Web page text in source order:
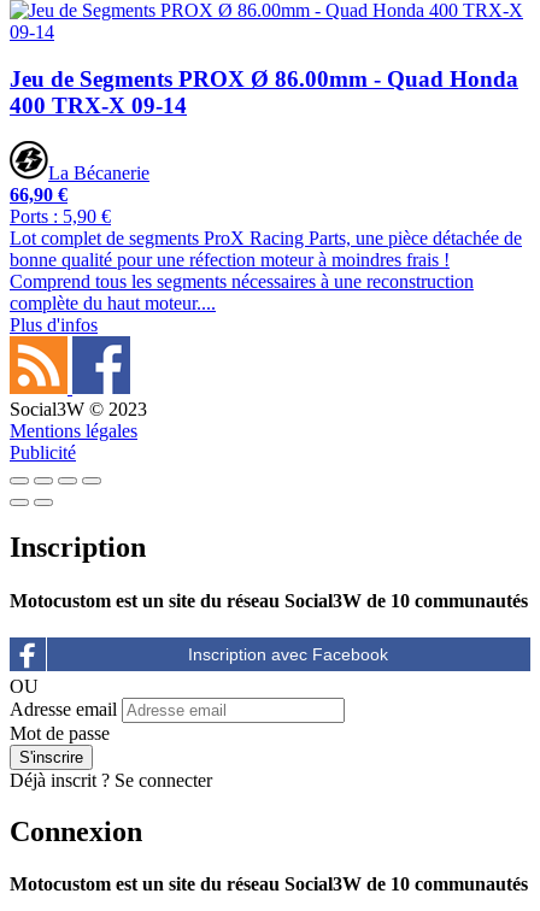
Jeu de Segments PROX Ø 86.00mm - Quad Honda
400 TRX-X 09-14
La Bécanerie
66,90 €
Ports : 5,90 €
Lot complet de segments ProX Racing Parts, une pièce détachée de
bonne qualité pour une réfection moteur à moindres frais !
Comprend tous les segments nécessaires à une reconstruction
complète du haut moteur....
Plus d'infos
Social3W © 2023
Mentions légales
Publicité
Inscription
Motocustom est un site du réseau Social3W de 10 communautés
OU
Adresse email
Mot de passe
Déjà inscrit ? Se connecter
Connexion
Motocustom est un site du réseau Social3W de 10 communautés